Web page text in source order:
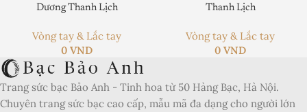
Product Brand:
Product Currency:
Price Valid Until:
Product In-Stock:
Dương Thanh Lịch
Vòng tay & Lắc tay
0 VND
Thanh Lịch
Vòng tay & Lắc tay
0 VND
Trang sức bạc Bảo Anh - Tinh hoa từ 50 Hàng Bạc, Hà Nội.
Chuyên trang sức bạc cao cấp, mẫu mã đa dạng cho người lớn